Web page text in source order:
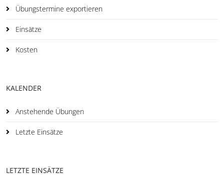
Übungstermine exportieren
Einsätze
Kosten
KALENDER
Anstehende Übungen
Letzte Einsätze
LETZTE EINSÄTZE